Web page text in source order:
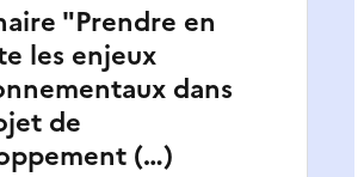
"Prendre en
les enjeux
dans
de
(…)